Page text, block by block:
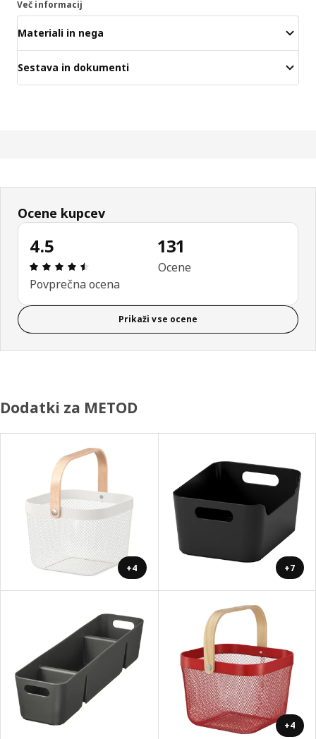
Več informacij
Materiali in nega
Sestava in dokumenti
Ocene kupcev
4.5
Ocena in komentar: 4.5 od skupno 5 zvezdic.
Povprečna ocena
131
Ocene
Prikaži vse ocene
Dodatki za METOD
+4 +7
+4